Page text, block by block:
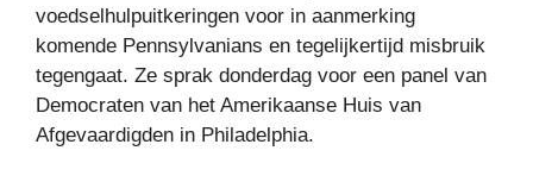
voedselhulpuitkeringen voor in aanmerking
komende Pennsylvanians en tegelijkertijd misbruik
tegengaat. Ze sprak donderdag voor een panel van
Democraten van het Amerikaanse Huis van
Afgevaardigden in Philadelphia.